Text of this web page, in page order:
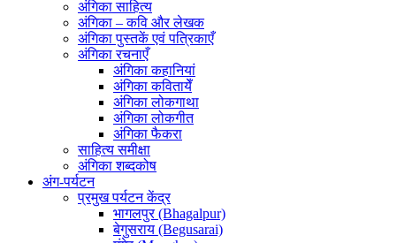
अंगिका साहित्य
अंगिका – कवि और लेखक
अंगिका पुस्तकें एवं पत्रिकाएँ
अंगिका रचनाएँ
अंगिका कहानियां
अंगिका कवितायेँ
अंगिका लोकगाथा
अंगिका लोकगीत
अंगिका फैकरा
साहित्य समीक्षा
अंगिका शब्दकोष
अंग-पर्यटन
प्रमुख पर्यटन केंद्र
भागलपुर (Bhagalpur)
बेगुसराय (Begusarai)